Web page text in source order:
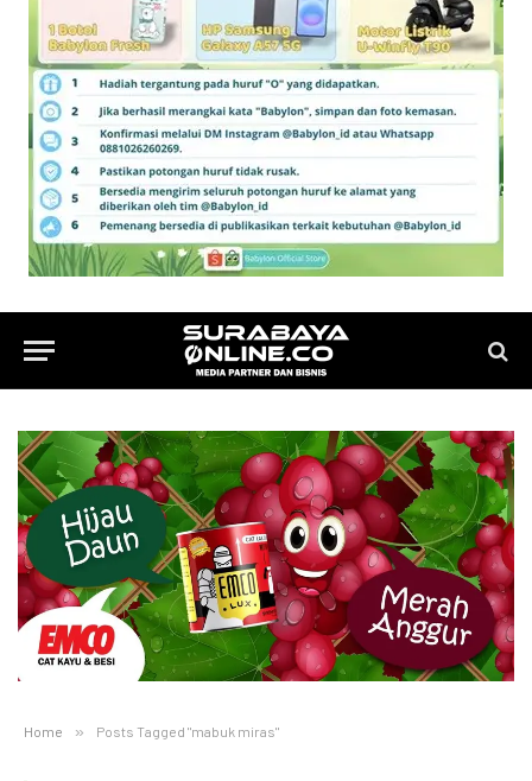
Home » Posts Tagged "mabuk miras"